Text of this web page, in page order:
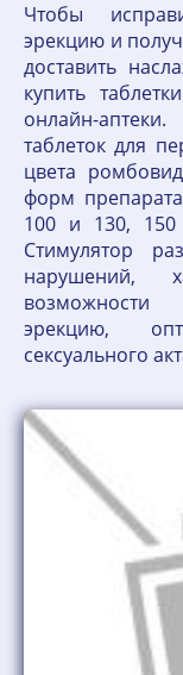
Чтобы
эрекцию и
доставить
купить
онлайн-
таблеток для
цвета
форм
100 и 130, 150
Стимулятор
нарушений,
возможности
эрекцию,
сексуального